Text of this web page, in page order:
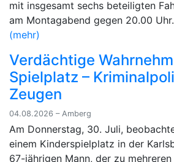
mit insgesamt sechs beteiligten
am Montagabend gegen 20.00
(mehr)
Verdächtige
Spielplatz –
Zeugen
04.08.2026 – Amberg
Am Donnerstag, 30. Juli,
einem Kinderspielplatz in der
67-jährigen Mann, der zu